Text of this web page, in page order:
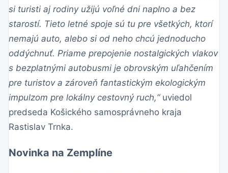
si turisti aj rodiny užijú voľné dni naplno a bez
starostí. Tieto letné spoje sú tu pre všetkých, ktorí
nemajú auto, alebo si od neho chcú jednoducho
oddýchnuť. Priame prepojenie nostalgických vlakov
s bezplatnými autobusmi je obrovským uľahčením
pre turistov a zároveň fantastickým ekologickým
impulzom pre lokálny cestovný ruch,“uviedol
predseda Košického samosprávneho kraja
Rastislav Trnka.
Novinka na Zemplíne